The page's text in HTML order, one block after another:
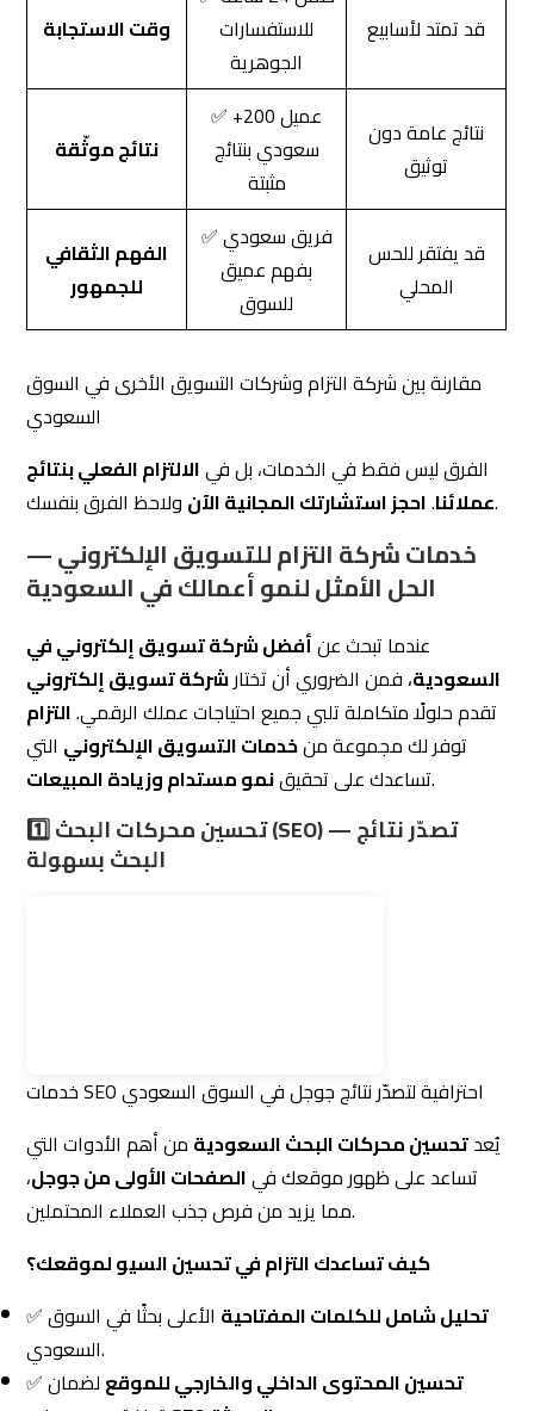
نتائج موثّقة
سعودي بنتائج
مثبتة
نتائج عامة دون
الفهم الثقافي
للجمهور
✅ فريق سعودي
بفهم عميق
للسوق
قد يفتقر للحس
المحلي
مقارنة بين شركة التزام وشركات التسويق الأخرى في السوق
السعودي
عملائنا.احجز استشارتك المجانية الآن
خدمات شركة التزام للتسويق الإلكتروني —
الحل الأمثل لنمو أعمالك في السعودية
السعودية، فمن الضروري أن تختارشركة تسويق إلكتروني
تقدم حلولًا متكاملة تلبي جميع احتياجات عملك الرقمي.التزام
توفر لك مجموعة منخدمات التسويق الإلكتروني
التي
تساعدك على تحقيقنمو مستدام وزيادة المبيعات
1️⃣ تحسين محركات البحث (SEO) — تصدّر نتائج
البحث بسهولة
خدمات SEO احترافية لتصدّر نتائج جوجل في السوق السعودي
✅
تحليل شامل للكلمات المفتاحيةالأعلى بحثًا في السوق
✅
تحسين المحتوى الداخلي والخارجي للموقعلضمان
SEO الحديثة.
✅
ترفع من سلطة
موقعك لدى محركات البحث.
معدلات التحويل وتقليل معدل الارتداد.
مع التزام، موقعك لن يكون مجرد موقع عادي، بل سيكون
متصدرًا في نتائج البحث. تعرّف على خدمات SEO من التزام